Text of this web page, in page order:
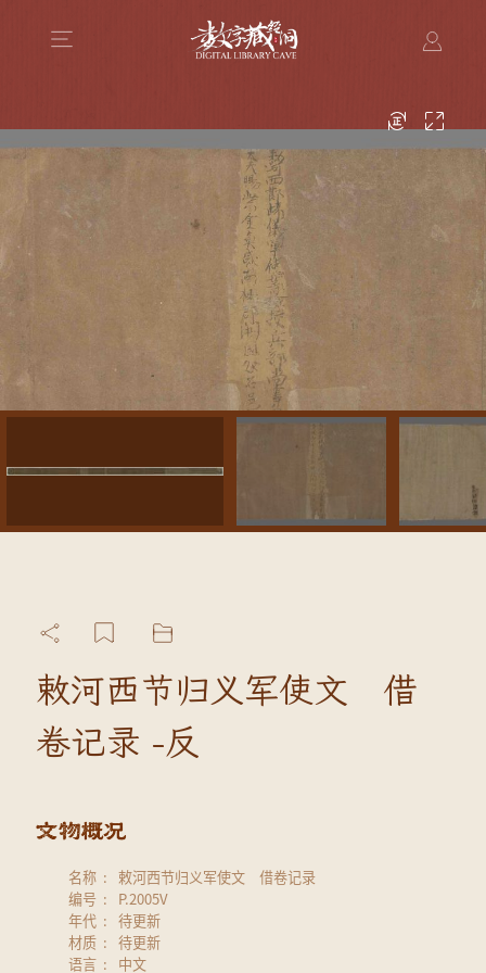
敕河西节归义军使文 借
卷记录 -反
名称
敕河西节归义军使文 借卷记录
编号
P.2005V
年代
待更新
材质
待更新
语言
中文